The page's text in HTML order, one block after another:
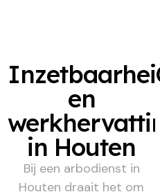
en
in Houten
Bij een arbodienst in
Houten draait het om